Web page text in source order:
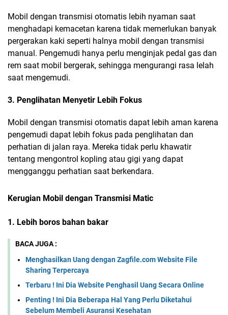
Mobil dengan transmisi otomatis lebih nyaman saat
menghadapi kemacetan karena tidak memerlukan banyak
pergerakan kaki seperti halnya mobil dengan transmisi
manual. Pengemudi hanya perlu menginjak pedal gas dan
rem saat mobil bergerak, sehingga mengurangi rasa lelah
saat mengemudi.
3. Penglihatan Menyetir Lebih Fokus
Mobil dengan transmisi otomatis dapat lebih aman karena
pengemudi dapat lebih fokus pada penglihatan dan
perhatian di jalan raya. Mereka tidak perlu khawatir
tentang mengontrol kopling atau gigi yang dapat
mengganggu perhatian saat berkendara.
Kerugian Mobil dengan Transmisi Matic
1. Lebih boros bahan bakar
BACA JUGA :
Menghasilkan Uang dengan Zagfile.com Website File
Sharing Terpercaya
Terbaru ! Ini Dia Website Penghasil Uang Secara Online
Penting ! Ini Dia Beberapa Hal Yang Perlu Diketahui
Sebelum Membeli Asuransi Kesehatan